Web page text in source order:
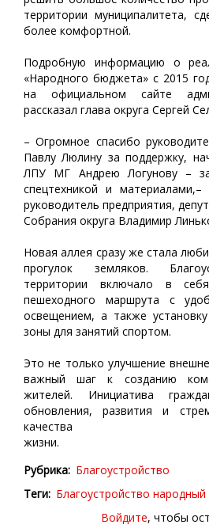
территории муниципалитета,
более комфортной.
Подробную информацию о
«Народного бюджета» с 2015
на официальном сайте
рассказал глава округа Сергей
– Огромное спасибо
Павлу Люлину за поддержку,
ЛПУ МГ Андрею Логунову –
спецтехникой и материалами,–
руководитель предприятия,
Собрания округа Владимир
Новая аллея сразу же стала
прогулок земляков.
территории включало в
пешеходного маршрута с
освещением, а также
зоны для занятий спортом.
Это не только улучшение
важный шаг к созданию
жителей. Инициатива
обновления, развития и
качества
жизни.
Рубрика Благоустройство
Теги Благоустройство
Войдите, чтобы